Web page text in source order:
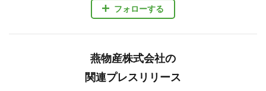
フォローする
燕物産株式会社の
関連プレスリリース